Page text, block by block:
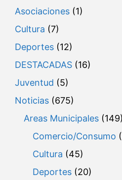
Asociaciones (1)
Cultura (7)
Deportes (12)
DESTACADAS (16)
Juventud (5)
Noticias (675)
Areas Municipales (149)
Comercio/Consumo
Cultura (45)
Deportes (20)